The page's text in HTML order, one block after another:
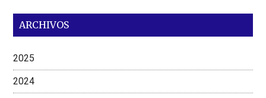
ARCHIVOS
2025
2024